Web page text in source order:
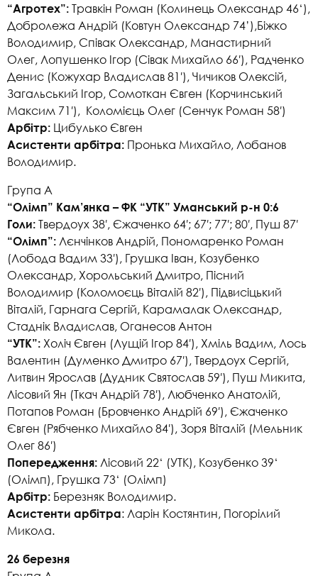
“Агротех”: Травкін Роман (Колинець Олександр 46‘),
Добролежа Андрій (Ковтун Олександр 74’),Біжко
Володимир, Співак Олександр, Манастирний
Олег, Лопушенко Ігор (Сівак Михайло 66′), Радченко
Денис (Кожухар Владислав 81′), Чичиков Олексій,
Загальський Ігор, Сомоткан Євген (Корчинський
Максим 71′), Коломієць Олег (Сенчук Роман 58′)
Арбітр: Цибулько Євген
Асистенти арбітра: Пронька Михайло, Лобанов
Володимир.
Група А
“Олімп” Кам’янка – ФК “УТК” Уманський р-н 0:6
Голи: Твердоух 38′, Єжаченко 64′; 67′; 77′; 80′, Пуш 87′
“Олімп”: Лєнчінков Андрій, Пономаренко Роман
(Лобода Вадим 33′), Грушка Іван, Козубенко
Олександр, Хорольський Дмитро, Пісний
Володимир (Коломоєць Віталій 82′), Підвисіцький
Віталій, Гарнага Сергій, Карамалак Олександр,
Стаднік Владислав, Оганесов Антон
“УТК”: Холіч Євген (Лущій Ігор 84′), Хміль Вадим, Лось
Валентин (Думенко Дмитро 67′), Твердоух Сергій,
Литвин Ярослав (Дудник Святослав 59′), Пуш Микита,
Лісовий Ян (Ткач Андрій 78′), Любченко Анатолій,
Потапов Роман (Бровченко Андрій 69′), Єжаченко
Євген (Рябченко Михайло 84′), Зоря Віталій (Мельник
Олег 86′)
Попередження: Лісовий 22‘ (УТК), Козубенко 39‘
(Олімп), Грушка 73‘ (Олімп)
Арбітр: Березняк Володимир.
Асистенти арбітра: Ларін Костянтин, Погорілий
Микола.
26 березня